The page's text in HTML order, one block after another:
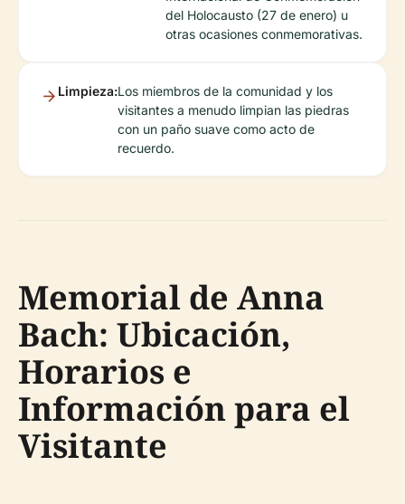
del Holocausto (27 de enero) u
otras ocasiones conmemorativas.
Limpieza:Los miembros de la comunidad y los
visitantes a menudo limpian las piedras
con un paño suave como acto de
recuerdo.
Memorial de Anna
Bach: Ubicación,
Horarios e
Información para el
Visitante